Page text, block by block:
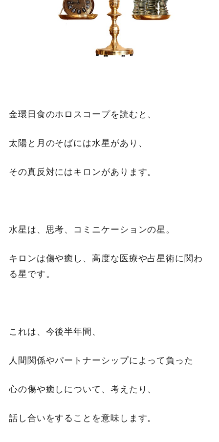
金環日食のホロスコープを読むと、
太陽と月のそばには水星があり、
その真反対にはキロンがあります。
水星は、思考、コミニケーションの星。
キロンは傷や癒し、高度な医療や占星術に関わ
る星です。
これは、今後半年間、
人間関係やパートナーシップによって負った
心の傷や癒しについて、考えたり、
話し合いをすることを意味します。